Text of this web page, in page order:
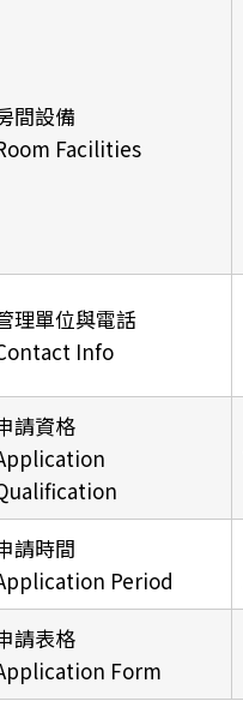
間設備
Facilities
理單位與電話
Info
請資格
請時間
Period
請表格
Form